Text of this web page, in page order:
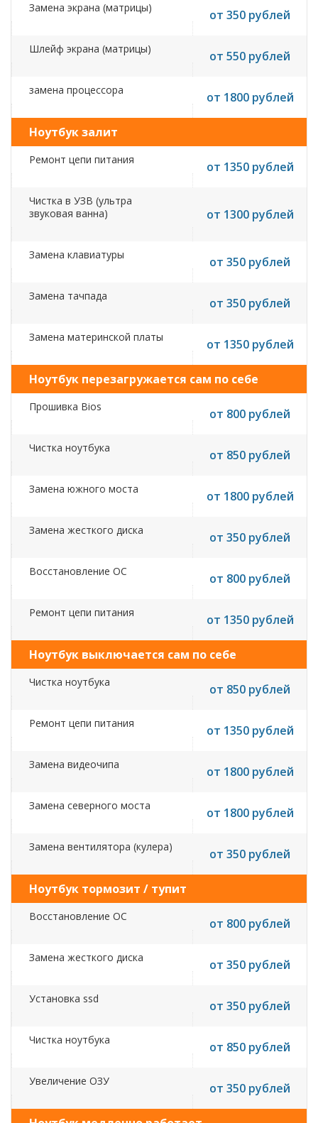
Замена экрана (матрицы) от 350 рублей
Шлейф экрана (матрицы) от 550 рублей
замена процессора от 1800 рублей
Ноутбук залит
Ремонт цепи питания от 1350 рублей
Чистка в УЗВ (ультра
звуковая ванна)
от 1300 рублей
Замена клавиатуры от 350 рублей
Замена тачпада от 350 рублей
Замена материнской платы от 1350 рублей
Ноутбук перезагружается сам по себе
Прошивка Bios от 800 рублей
Чистка ноутбука от 850 рублей
Замена южного моста от 1800 рублей
Замена жесткого диска от 350 рублей
Восстановление ОС от 800 рублей
Ремонт цепи питания от 1350 рублей
Ноутбук выключается сам по себе
Чистка ноутбука от 850 рублей
Ремонт цепи питания от 1350 рублей
Замена видеочипа от 1800 рублей
Замена северного моста от 1800 рублей
Замена вентилятора (кулера) от 350 рублей
Ноутбук тормозит / тупит
Восстановление ОС от 800 рублей
Замена жесткого диска от 350 рублей
Установка ssd от 350 рублей
Чистка ноутбука от 850 рублей
Увеличение ОЗУ от 350 рублей